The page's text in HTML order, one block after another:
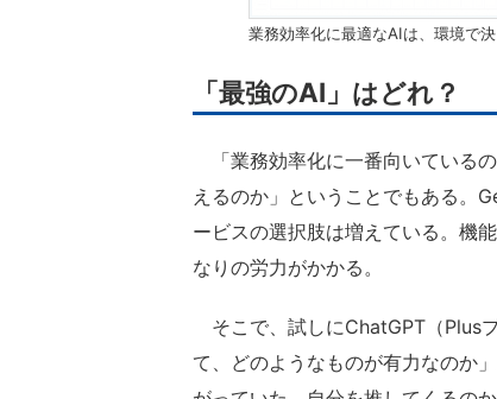
業務効率化に最適なAIは、環境で決
「最強のAI」はどれ？
「業務効率化に一番向いている
えるのか」ということでもある。
ービスの選択肢は増えている。機
なりの労力がかかる。
そこで、試しにChatGPT（Plus
て、どのようなものが有力なのか